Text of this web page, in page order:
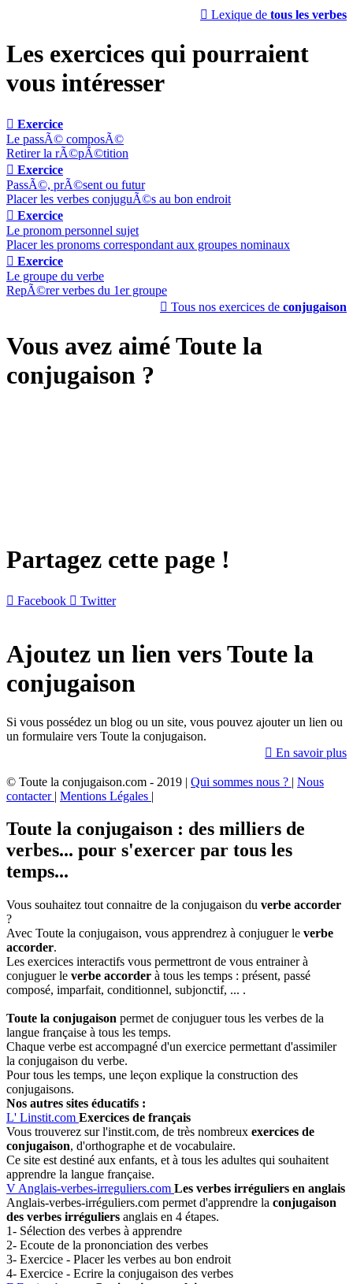
 Lexique de tous les verbes
Les exercices qui pourraient
vous intéresser
 Exercice
Le passÃ© composÃ©
Retirer la rÃ©pÃ©tition
 Exercice
PassÃ©, prÃ©sent ou futur
Placer les verbes conjuguÃ©s au bon endroit
 Exercice
Le pronom personnel sujet
Placer les pronoms correspondant aux groupes nominaux
 Exercice
Le groupe du verbe
RepÃ©rer verbes du 1er groupe
 Tous nos exercices de conjugaison
Vous avez aimé Toute la
conjugaison ?
Partagez cette page !
 Facebook  Twitter
Ajoutez un lien vers Toute la
conjugaison
Si vous possédez un blog ou un site, vous pouvez ajouter un lien ou
un formulaire vers Toute la conjugaison.
 En savoir plus
© Toute la conjugaison.com - 2019 | Qui sommes nous ? | Nous
contacter | Mentions Légales |
Toute la conjugaison : des milliers de
verbes... pour s'exercer par tous les
temps...
Vous souhaitez tout connaitre de la conjugaison du verbe accorder
?
Avec Toute la conjugaison, vous apprendrez à conjuguer le verbe
accorder.
Les exercices interactifs vous permettront de vous entrainer à
conjuguer le verbe accorder à tous les temps : présent, passé
composé, imparfait, conditionnel, subjonctif, ... .
Toute la conjugaison permet de conjuguer tous les verbes de la
langue française à tous les temps.
Chaque verbe est accompagné d'un exercice permettant d'assimiler
la conjugaison du verbe.
Pour tous les temps, une leçon explique la construction des
conjugaisons.
Nos autres sites éducatifs :
L' Linstit.com Exercices de français
Vous trouverez sur l'instit.com, de très nombreux exercices de
conjugaison, d'orthographe et de vocabulaire.
Ce site est destiné aux enfants, et à tous les adultes qui souhaitent
apprendre la langue française.
V Anglais-verbes-irreguliers.com Les verbes irréguliers en anglais
Anglais-verbes-irréguliers.com permet d'apprendre la conjugaison
des verbes irréguliers anglais en 4 étapes.
1- Sélection des verbes à apprendre
2- Ecoute de la prononciation des verbes
3- Exercice - Placer les verbes au bon endroit
4- Exercice - Ecrire la conjugaison des verbes